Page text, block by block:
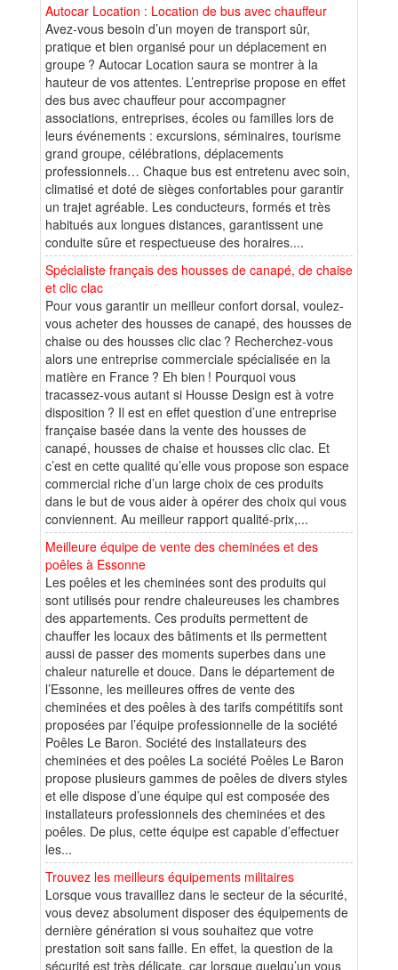
Autocar Location : Location de bus avec chauffeur
Avez-vous besoin d’un moyen de transport sûr,
pratique et bien organisé pour un déplacement en
groupe ? Autocar Location saura se montrer à la
hauteur de vos attentes. L’entreprise propose en effet
des bus avec chauffeur pour accompagner
associations, entreprises, écoles ou familles lors de
leurs événements : excursions, séminaires, tourisme
grand groupe, célébrations, déplacements
professionnels… Chaque bus est entretenu avec soin,
climatisé et doté de sièges confortables pour garantir
un trajet agréable. Les conducteurs, formés et très
habitués aux longues distances, garantissent une
conduite sûre et respectueuse des horaires....
Spécialiste français des housses de canapé, de chaise
et clic clac
Pour vous garantir un meilleur confort dorsal, voulez-
vous acheter des housses de canapé, des housses de
chaise ou des housses clic clac ? Recherchez-vous
alors une entreprise commerciale spécialisée en la
matière en France ? Eh bien ! Pourquoi vous
tracassez-vous autant si Housse Design est à votre
disposition ? Il est en effet question d’une entreprise
française basée dans la vente des housses de
canapé, housses de chaise et housses clic clac. Et
c’est en cette qualité qu’elle vous propose son espace
commercial riche d’un large choix de ces produits
dans le but de vous aider à opérer des choix qui vous
conviennent. Au meilleur rapport qualité-prix,...
Meilleure équipe de vente des cheminées et des
poêles à Essonne
Les poêles et les cheminées sont des produits qui
sont utilisés pour rendre chaleureuses les chambres
des appartements. Ces produits permettent de
chauffer les locaux des bâtiments et ils permettent
aussi de passer des moments superbes dans une
chaleur naturelle et douce. Dans le département de
l’Essonne, les meilleures offres de vente des
cheminées et des poêles à des tarifs compétitifs sont
proposées par l’équipe professionnelle de la société
Poêles Le Baron. Société des installateurs des
cheminées et des poêles La société Poêles Le Baron
propose plusieurs gammes de poêles de divers styles
et elle dispose d’une équipe qui est composée des
installateurs professionnels des cheminées et des
poêles. De plus, cette équipe est capable d’effectuer
les...
Trouvez les meilleurs équipements militaires
Lorsque vous travaillez dans le secteur de la sécurité,
vous devez absolument disposer des équipements de
dernière génération si vous souhaitez que votre
prestation soit sans faille. En effet, la question de la
sécurité est très délicate, car lorsque quelqu’un vous